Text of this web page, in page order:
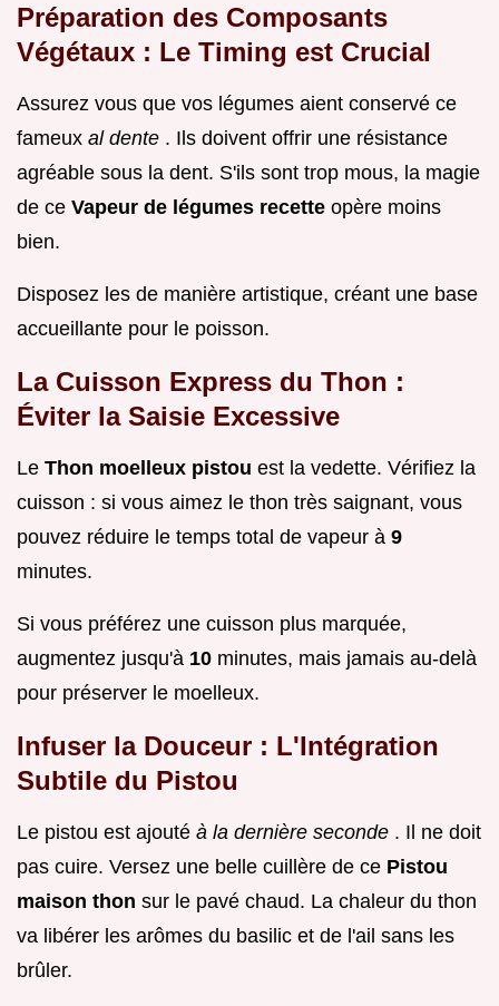
Préparation des Composants
Végétaux : Le Timing est Crucial
Assurez vous que vos légumes aient conservé ce
fameux al dente . Ils doivent offrir une résistance
agréable sous la dent. S'ils sont trop mous, la magie
de ce Vapeur de légumes recette opère moins
bien.
Disposez les de manière artistique, créant une base
accueillante pour le poisson.
La Cuisson Express du Thon :
Éviter la Saisie Excessive
Le Thon moelleux pistou est la vedette. Vérifiez la
cuisson : si vous aimez le thon très saignant, vous
pouvez réduire le temps total de vapeur à 9
minutes.
Si vous préférez une cuisson plus marquée,
augmentez jusqu'à 10 minutes, mais jamais au-delà
pour préserver le moelleux.
Infuser la Douceur : L'Intégration
Subtile du Pistou
Le pistou est ajouté à la dernière seconde . Il ne doit
pas cuire. Versez une belle cuillère de ce Pistou
maison thon sur le pavé chaud. La chaleur du thon
va libérer les arômes du basilic et de l'ail sans les
brûler.